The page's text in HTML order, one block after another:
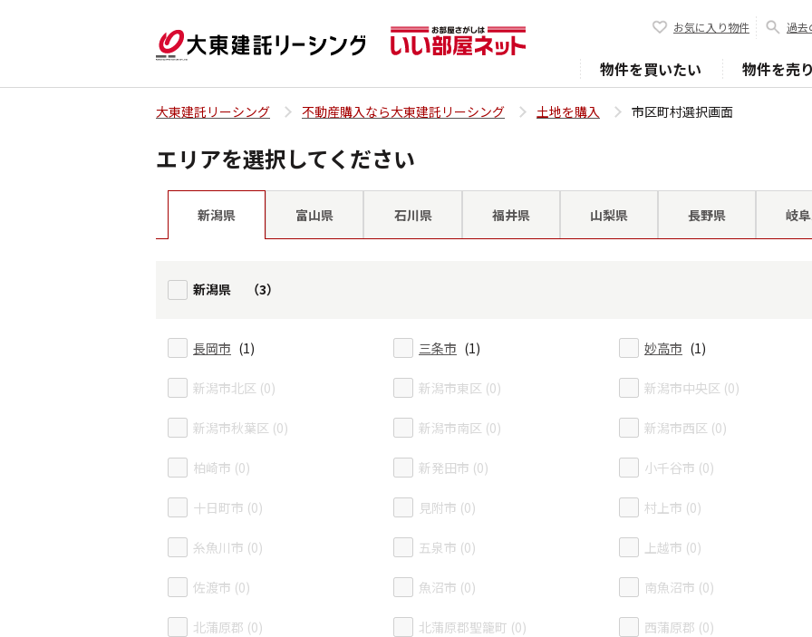
お気に入り物件 過去
物件を買いたい 物件を売
大東建託リーシング 不動産購入なら大東建託リーシング 土地を購入 市区町村選択画面
エリアを選択してください
新潟県 富山県 石川県 福井県 山梨県 長野県 岐
新潟県 （3）
長岡市 (1) 三条市 (1) 妙高市 (1)
新潟市北区 (0) 新潟市東区 (0) 新潟市中央区 (0)
新潟市秋葉区 (0) 新潟市南区 (0) 新潟市西区 (0)
柏崎市 (0) 新発田市 (0) 小千谷市 (0)
十日町市 (0) 見附市 (0) 村上市 (0)
糸魚川市 (0) 五泉市 (0) 上越市 (0)
佐渡市 (0) 魚沼市 (0) 南魚沼市 (0)
北蒲原郡 (0) 北蒲原郡聖籠町 (0) 西蒲原郡 (0)